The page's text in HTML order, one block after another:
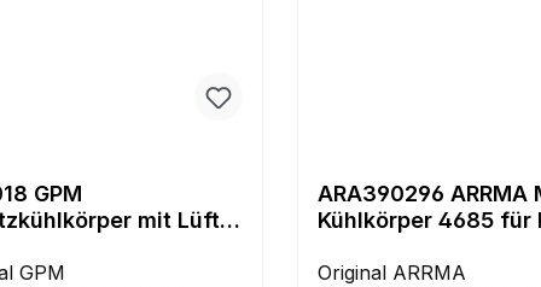
0,65A Drehzahl: 16.000
mit
Universal)
ca. 17 cmInhalt:1
GPM
mit Lüfter
GPM
ARA390296 ARRMA
Kühlkörper 4685 für
Original ARRMA